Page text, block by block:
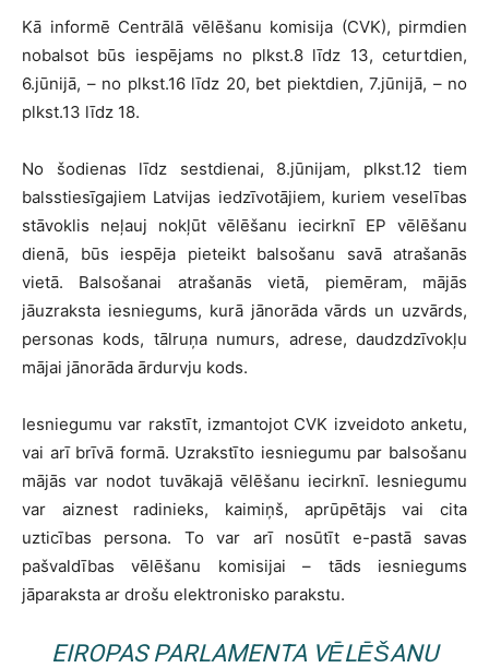
Kā informē Centrālā vēlēšanu komisija (CVK), pirmdien
nobalsot būs iespējams no plkst.8 līdz 13, ceturtdien,
6.jūnijā, – no plkst.16 līdz 20, bet piektdien, 7.jūnijā, – no
plkst.13 līdz 18.
No šodienas līdz sestdienai, 8.jūnijam, plkst.12 tiem
balsstiesīgajiem Latvijas iedzīvotājiem, kuriem veselības
stāvoklis neļauj nokļūt vēlēšanu iecirknī EP vēlēšanu
dienā, būs iespēja pieteikt balsošanu savā atrašanās
vietā. Balsošanai atrašanās vietā, piemēram, mājās
jāuzraksta iesniegums, kurā jānorāda vārds un uzvārds,
personas kods, tālruņa numurs, adrese, daudzdzīvokļu
mājai jānorāda ārdurvju kods.
Iesniegumu var rakstīt, izmantojot CVK izveidoto anketu,
vai arī brīvā formā. Uzrakstīto iesniegumu par balsošanu
mājās var nodot tuvākajā vēlēšanu iecirknī. Iesniegumu
var aiznest radinieks, kaimiņš, aprūpētājs vai cita
uzticības persona. To var arī nosūtīt e-pastā savas
pašvaldības vēlēšanu komisijai – tāds iesniegums
jāparaksta ar drošu elektronisko parakstu.
EIROPAS PARLAMENTA VĒLĒŠANU